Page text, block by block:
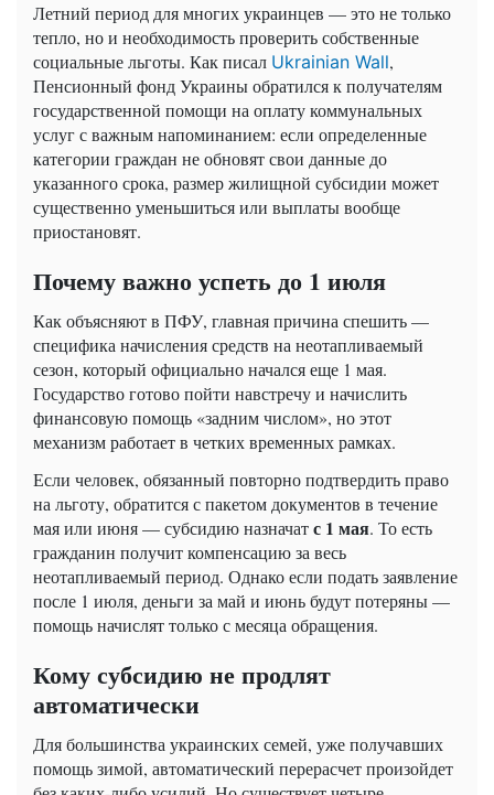
Летний период для многих украинцев — это не только
тепло, но и необходимость проверить собственные
социальные льготы. Как писал Ukrainian Wall,
Пенсионный фонд Украины обратился к получателям
государственной помощи на оплату коммунальных
услуг с важным напоминанием: если определенные
категории граждан не обновят свои данные до
указанного срока, размер жилищной субсидии может
существенно уменьшиться или выплаты вообще
приостановят.
Почему важно успеть до 1 июля
Как объясняют в ПФУ, главная причина спешить —
специфика начисления средств на неотапливаемый
сезон, который официально начался еще 1 мая.
Государство готово пойти навстречу и начислить
финансовую помощь «задним числом», но этот
механизм работает в четких временных рамках.
Если человек, обязанный повторно подтвердить право
на льготу, обратится с пакетом документов в течение
мая или июня — субсидию назначатс 1 мая. То есть
гражданин получит компенсацию за весь
неотапливаемый период. Однако если подать заявление
после 1 июля, деньги за май и июнь будут потеряны —
помощь начислят только с месяца обращения.
Кому субсидию не продлят
автоматически
Для большинства украинских семей, уже получавших
помощь зимой, автоматический перерасчет произойдет